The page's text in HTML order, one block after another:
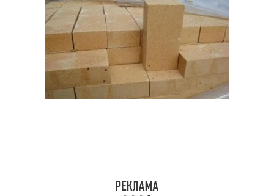
Пустотелый кирпич Кирпич на цоколь
Цоколь из кирпича Кирпич для облицовки